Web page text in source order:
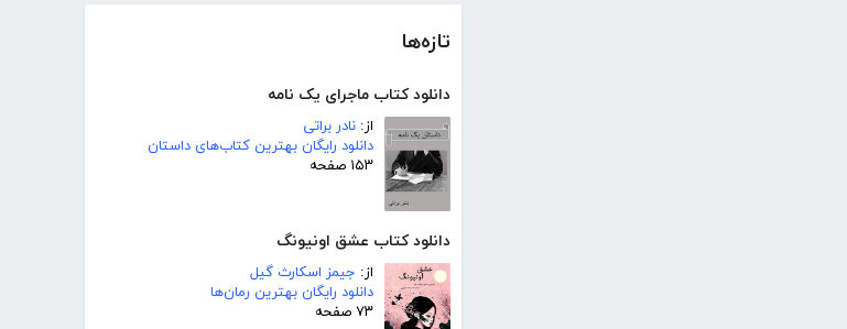
تازه‌ها
دانلود کتاب ماجرای یک نامه
از: نادر براتی
دانلود رایگان بهترین کتاب‌های داستان
۱۵۳ صفحه
دانلود کتاب عشق اونیونگ
از: جیمز اسکارث گیل
دانلود رایگان بهترین رمان‌ها
۷۳ صفحه